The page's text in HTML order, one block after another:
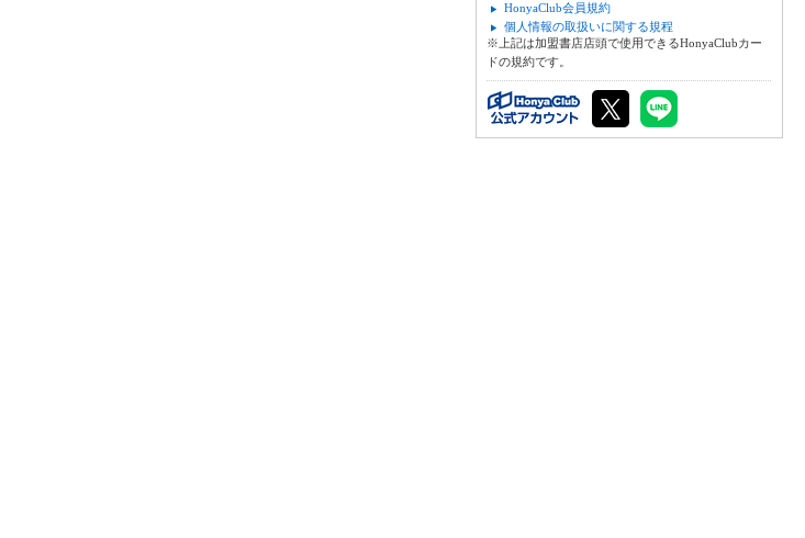
HonyaClub会員規約
個人情報の取扱いに関する規程
※上記は加盟書店店頭で使用できるHonyaClubカー
ドの規約です。